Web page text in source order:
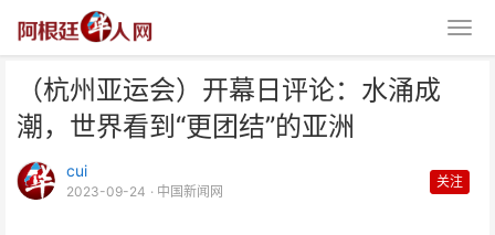
（杭州亚运会）开幕日评论：水涌成
潮，世界看到“更团结”的亚洲
cui
2023-09-24 · 中国新闻网
关注